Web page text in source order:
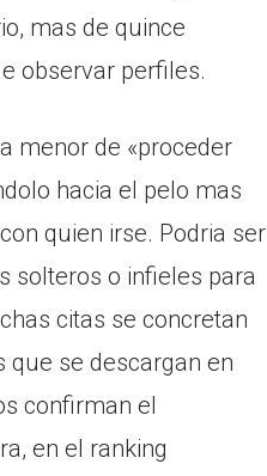
mas de quince
observar perfiles.
menor de «proceder
hacia el pelo mas
quien irse. Podri­a ser
solteros o infieles para
citas se concretan
que se descargan en
confirman el
en el ranking